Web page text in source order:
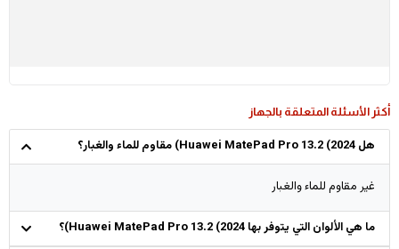
أكثر الأسئلة المتعلقة بالجهاز
هل Huawei MatePad Pro 13.2 (2024) مقاوم للماء والغبار؟
غير مقاوم للماء والغبار
ما هي الألوان التي يتوفر بها Huawei MatePad Pro 13.2 (2024)؟